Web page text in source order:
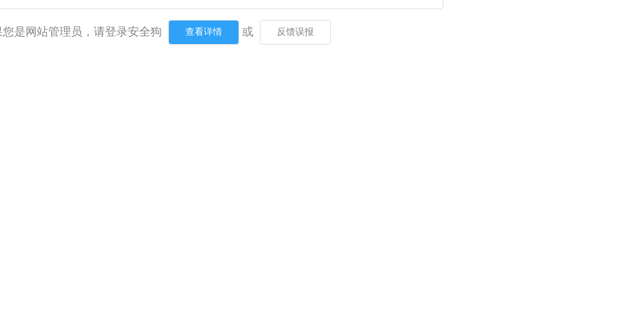
您是网站管理员，请登录安全狗 或